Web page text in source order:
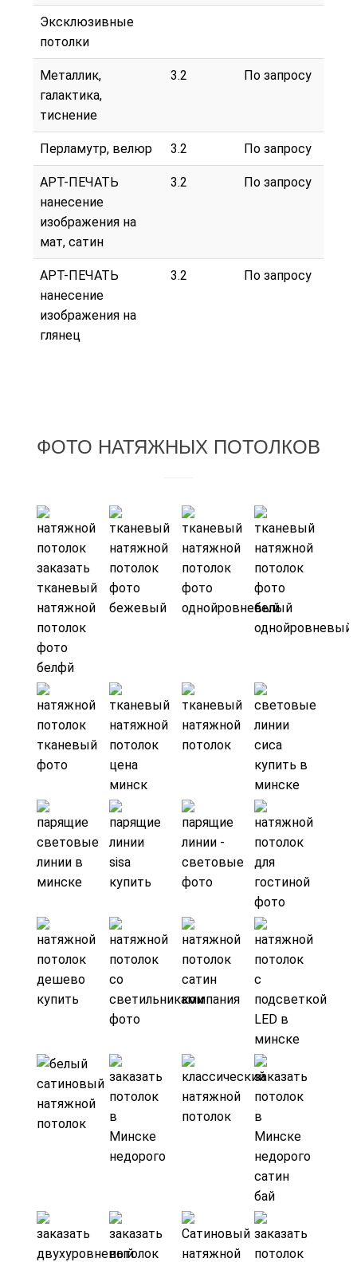
Эксклюзивные
потолки
Металлик,
галактика,
тиснение
3.2 По запросу
Перламутр, велюр 3.2 По запросу
АРТ-ПЕЧАТЬ
нанесение
изображения на
мат, сатин
3.2 По запросу
АРТ-ПЕЧАТЬ
нанесение
изображения на
глянец
3.2 По запросу
ФОТО НАТЯЖНЫХ ПОТОЛКОВ